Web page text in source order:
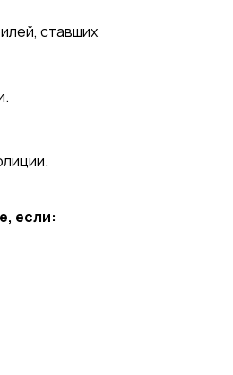
ставших
если: